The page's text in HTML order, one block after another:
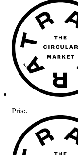
Pris:.